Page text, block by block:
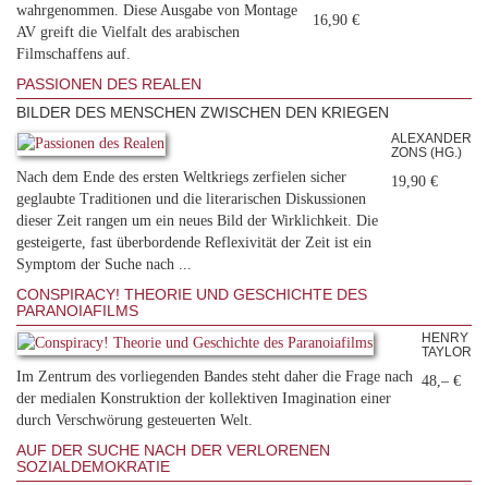
wahrgenommen. Diese Ausgabe von Montage
AV greift die Vielfalt des arabischen
Filmschaffens auf.
16,90 €
PASSIONEN DES REALEN
BILDER DES MENSCHEN ZWISCHEN DEN KRIEGEN
Nach dem Ende des ersten Weltkriegs zerfielen sicher
geglaubte Traditionen und die literarischen Diskussionen
dieser Zeit rangen um ein neues Bild der Wirklichkeit. Die
gesteigerte, fast überbordende Reflexivität der Zeit ist ein
Symptom der Suche nach ...
ALEXANDER
ZONS (HG.)
19,90 €
CONSPIRACY! THEORIE UND GESCHICHTE DES
PARANOIAFILMS
Im Zentrum des vorliegenden Bandes steht daher die Frage nach
der medialen Konstruktion der kollektiven Imagination einer
durch Verschwörung gesteuerten Welt.
HENRY
TAYLOR
48,– €
AUF DER SUCHE NACH DER VERLORENEN
SOZIALDEMOKRATIE